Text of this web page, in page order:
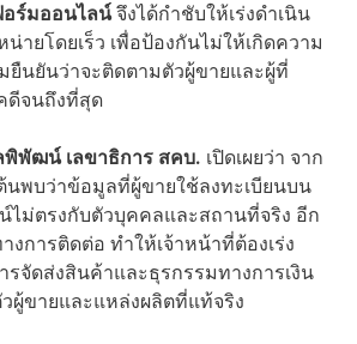
อร์มออนไลน์จึงได้กำชับให้เร่งดำเนิน
น่ายโดยเร็ว เพื่อป้องกันไม่ให้เกิดความ
ยืนยันว่าจะติดตามตัวผู้ขายและผู้ที่
ดีจนถึงที่สุด
พัฒน์ เลขาธิการ สคบ. เปิดเผยว่า จาก
นพบว่าข้อมูลที่ผู้ขายใช้ลงทะเบียนบน
ม่ตรงกับตัวบุคคลและสถานที่จริง อีก
งการติดต่อ ทำให้เจ้าหน้าที่ต้องเร่ง
รจัดส่งสินค้าและธุรกรรมทางการเงิน
วผู้ขายและแหล่งผลิตที่แท้จริง